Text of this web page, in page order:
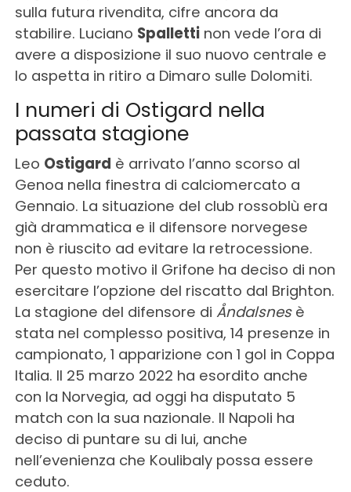
sulla futura rivendita, cifre ancora da
stabilire. Luciano Spallettinon vede l’ora di
avere a disposizione il suo nuovo centrale e
lo aspetta in ritiro a Dimaro sulle Dolomiti.
I numeri di Ostigard nella
passata stagione
Leo Ostigard è arrivato l’anno scorso al
Genoa nella finestra di calciomercato a
Gennaio. La situazione del club rossoblù era
già drammatica e il difensore norvegese
non è riuscito ad evitare la retrocessione.
Per questo motivo il Grifone ha deciso di non
esercitare l’opzione del riscatto dal Brighton.
La stagione del difensore di Åndalsnesè
stata nel complesso positiva, 14 presenze in
campionato, 1 apparizione con 1 gol in Coppa
Italia. Il 25 marzo 2022 ha esordito anche
con la Norvegia, ad oggi ha disputato 5
match con la sua nazionale. Il Napoli ha
deciso di puntare su di lui, anche
nell’evenienza che Koulibaly possa essere
ceduto.